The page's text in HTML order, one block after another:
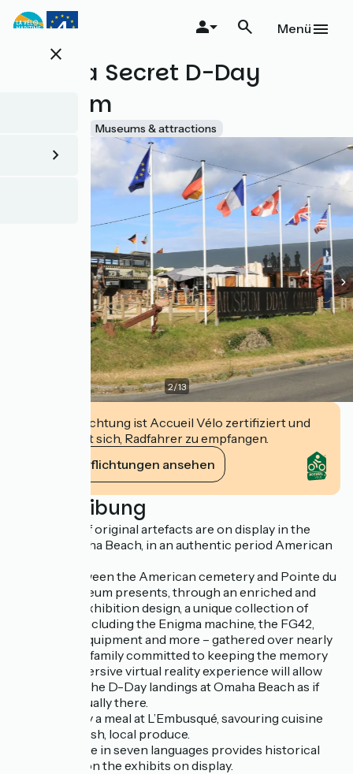
Direkt
zum
close
Menü
Omaha Secret D-Day
Museum
Museums & attractions
2/13
Diese Einrichtung ist Accueil Vélo zertifiziert und
verpflichtet sich, Radfahrer zu empfangen.
Ihre Verpflichtungen ansehen
Beschreibung
Thousands of original artefacts are on display in the
heart of Omaha Beach, in an authentic period American
Situated between the American cemetery and Pointe du
Hoc, the museum presents, through an enriched and
reimagined exhibition design, a unique collection of
treasures – including the Enigma machine, the FG42,
Resistance equipment and more – gathered over nearly
50 years by a family committed to keeping the memory
alive. An immersive virtual reality experience will allow
you to relive the D-Day landings at Omaha Beach as if
you were actually there.
You can enjoy a meal at L’Embusqué, savouring cuisine
made with fresh, local produce.
An audio guide in seven languages provides historical
information on the exhibits on display.